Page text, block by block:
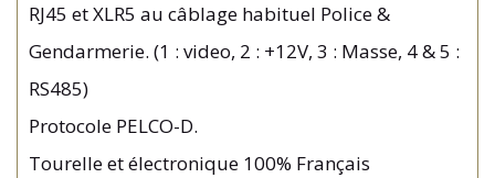
RJ45 et XLR5 au câblage habituel Police &
Gendarmerie. (1 : video, 2 : +12V, 3 : Masse, 4 & 5 :
RS485)
Protocole PELCO-D.
Tourelle et électronique 100% Français